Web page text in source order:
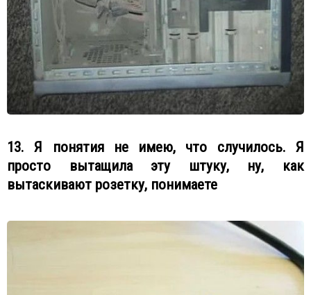
13. Я понятия не имею, что случилось. Я
просто вытащила эту штуку, ну, как
вытаскивают розетку, понимаете